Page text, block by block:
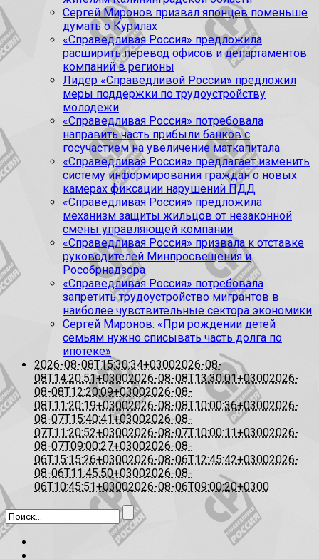
Сергей Миронов призвал японцев поменьше
думать о Курилах
«Справедливая Россия» предложила
расширить перевод офисов и департаментов
компаний в регионы
Лидер «Справедливой России» предложил
меры поддержки по трудоустройству
молодежи
«Справедливая Россия» потребовала
направить часть прибыли банков с
госучастием на увеличение маткапитала
«Справедливая Россия» предлагает изменить
систему информирования граждан о новых
камерах фиксации нарушений ПДД
«Справедливая Россия» предложила
механизм защиты жильцов от незаконной
смены управляющей компании
«Справедливая Россия» призвала к отставке
руководителей Минпросвещения и
Рособрнадзора
«Справедливая Россия» потребовала
запретить трудоустройство мигрантов в
наиболее чувствительные сектора экономики
Сергей Миронов: «При рождении детей
семьям нужно списывать часть долга по
ипотеке»
2026-08-08T15:30:34+03002026-08-
08T14:20:51+03002026-08-08T13:30:01+03002026-
08-08T12:20:09+03002026-08-
08T11:20:19+03002026-08-08T10:00:36+03002026-
08-07T15:40:41+03002026-08-
07T11:20:52+03002026-08-07T10:00:11+03002026-
08-07T09:00:27+03002026-08-
06T15:15:26+03002026-08-06T12:45:42+03002026-
08-06T11:45:50+03002026-08-
06T10:45:51+03002026-08-06T09:00:20+0300